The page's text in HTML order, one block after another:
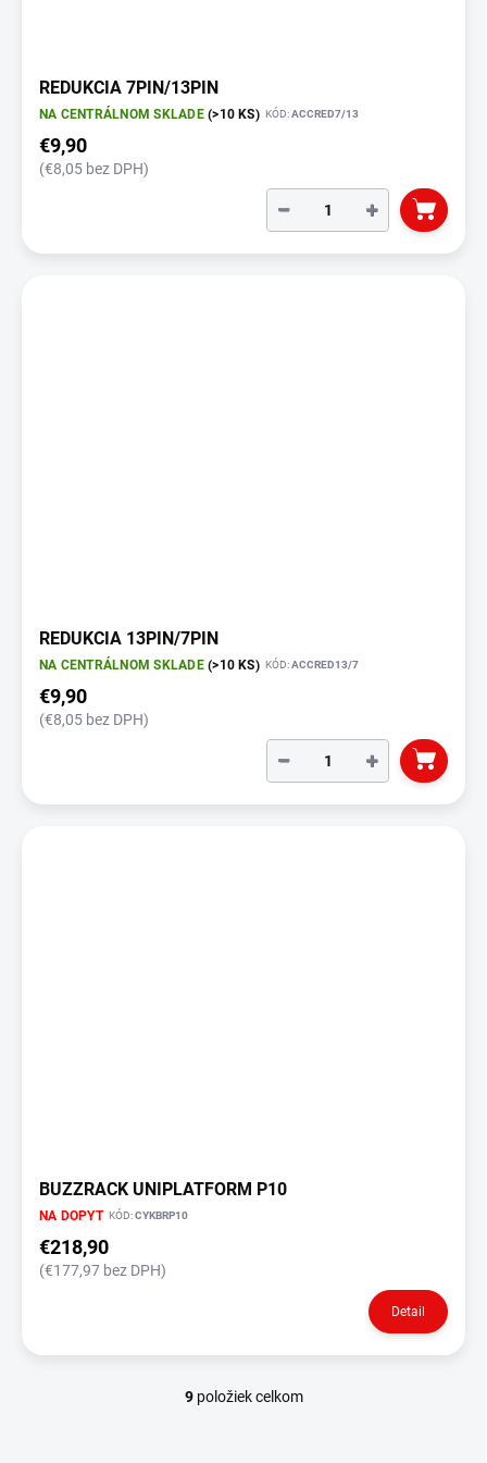
REDUKCIA 7PIN/13PIN
NA CENTRÁLNOM SKLADE(>10 KS) KÓD:ACCRED7/13
€9,90
(€8,05 bez DPH)
+
−
REDUKCIA 13PIN/7PIN
NA CENTRÁLNOM SKLADE(>10 KS) KÓD:ACCRED13/7
€9,90
(€8,05 bez DPH)
+
−
BUZZRACK UNIPLATFORM P10
NA DOPYT KÓD:CYKBRP10
€218,90
(€177,97 bez DPH)
Detail
O
9položiek celkom